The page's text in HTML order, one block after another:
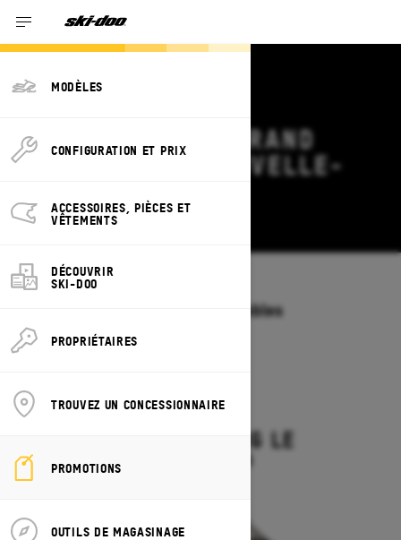
MODÈLES
CONFIGURATION ET PRIX
ACCESSOIRES, PIÈCES ET
VÊTEMENTS
DÉCOUVRIR
SKI-DOO
PROPRIÉTAIRES
TROUVEZ UN CONCESSIONNAIRE
PROMOTIONS
OUTILS DE MAGASINAGE
OFFRES SKI-DOO GRAND
TOURING 2027 NOUVELLE-
Modifier
Modèles / GRAND TOURING
Offres disponibles sur ces ensembles
2027 2026
2027
GRAND TOURING LE
À partir de 19 644 $